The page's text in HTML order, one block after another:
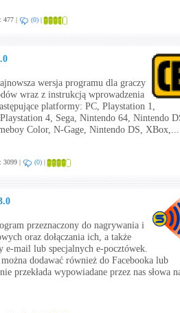
477 | (0) |
wersja programu dla graczy
wraz z instrukcją wprowadzenia
platformy: PC, Playstation 1,
4, Sega, Nintendo 64, Nintendo
Color, N-Gage, Nintendo DS,
3099 | (0) |
przeznaczony do nagrywania i
oraz dołączania ich, a także
e-mail lub specjalnych e-pocztówek.
dodawać również do Facebooka lub
przekłada wypowiadane przez nas słowa